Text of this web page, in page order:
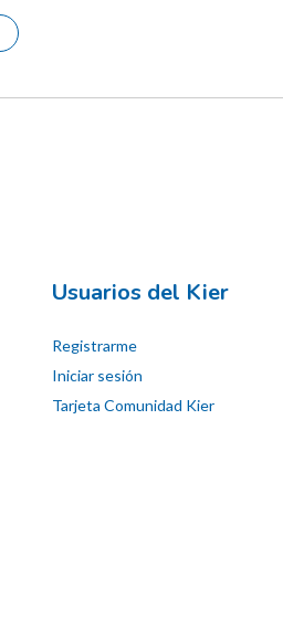
Usuarios del Kier
Registrarme
Iniciar sesión
Tarjeta Comunidad Kier